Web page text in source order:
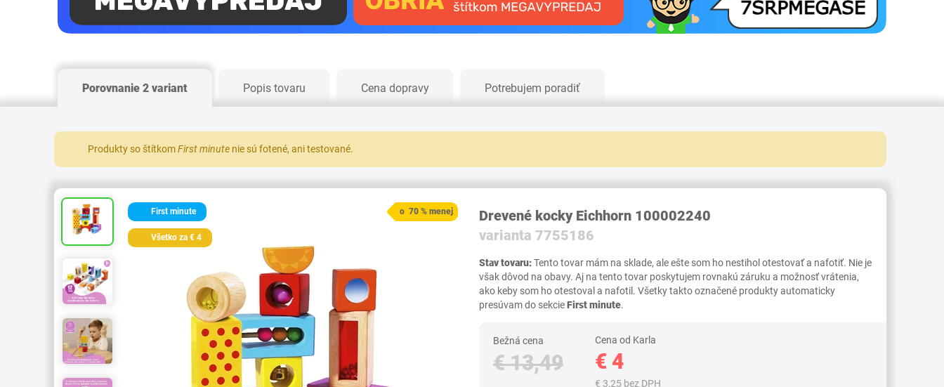
Porovnanie 2 variant Popis tovaru Cena dopravy Potrebujem poradiť
Produkty so štítkomFirst minute nie sú fotené, ani testované.
First minute
Všetko za € 4
o 70 % menej
Drevené kocky Eichhorn 100002240
varianta 7755186
Stav tovaru:Tento tovar mám na sklade, ale ešte som ho nestihol otestovať a nafotiť. Nie je
však dôvod na obavy. Aj na tento tovar poskytujem rovnakú záruku a možnosť vrátenia,
ako keby som ho otestoval a nafotil. Všetky takto označené produkty automaticky
presúvam do sekcieFirst minute.
Bežná cena
€ 13,49
Cena od Karla
€ 4
€ 3,25 bez DPH